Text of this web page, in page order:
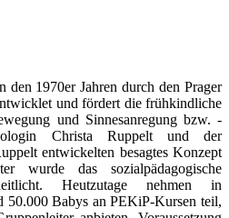
1970er Jahren durch den Prager
und fördert die frühkindliche
und Sinnesanregung bzw. -
Christa Ruppelt und der
entwickelten besagtes Konzept
wurde das sozialpädagogische
Heutzutage nehmen in
50.000 Babys an PEKiP-Kursen teil,